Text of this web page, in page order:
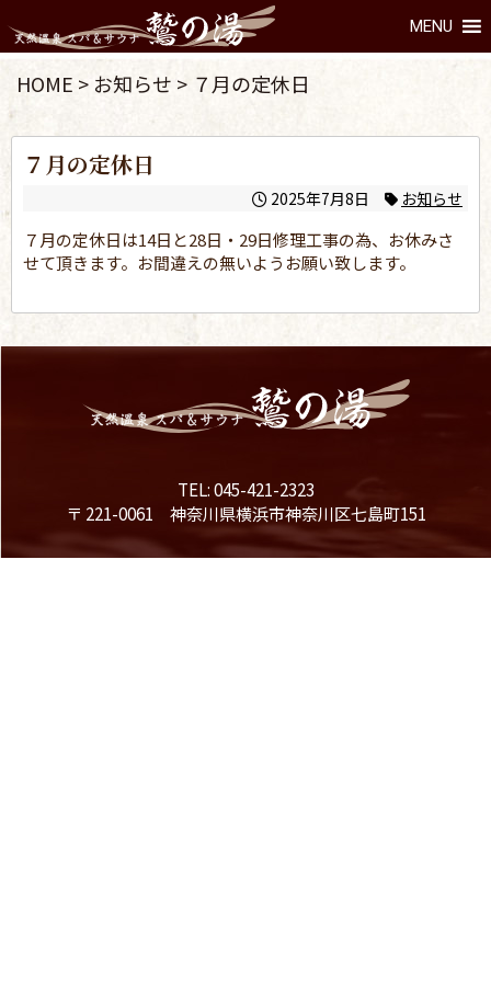
MENU
HOME > お知らせ > ７月の定休日
７月の定休日
2025年7月8日 お知らせ
７月の定休日は14日と28日・29日修理工事の為、お休みさ
せて頂きます。お間違えの無いようお願い致します。
TEL: 045-421-2323
〒 221-0061 神奈川県横浜市神奈川区七島町151